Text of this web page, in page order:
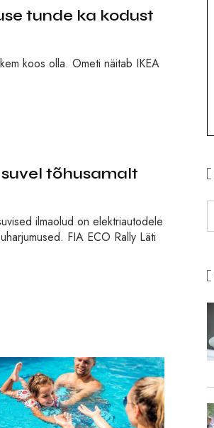
tunde ka kodust
koos olla. Ometi näitab IKEA
tõhusamalt
ilmaolud on elektriautodele
FIA ECO Rally Läti